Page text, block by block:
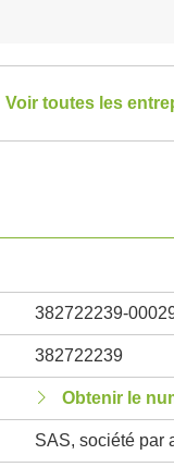
Voir toutes les
382722239-
382722239
Obtenir le
SAS, société par